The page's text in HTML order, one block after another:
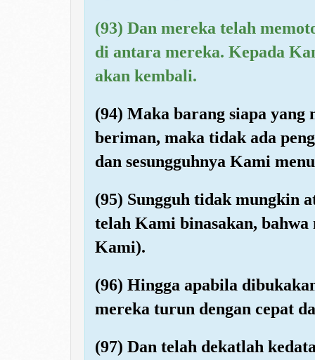
(93) Dan mereka telah
di antara mereka. Kepada
akan kembali.
(94) Maka barang siapa yang
beriman, maka tidak ada
dan sesungguhnya Kami
(95) Sungguh tidak mungkin
telah Kami binasakan,
Kami).
(96) Hingga apabila
mereka turun dengan cepat
(97) Dan telah dekatlah